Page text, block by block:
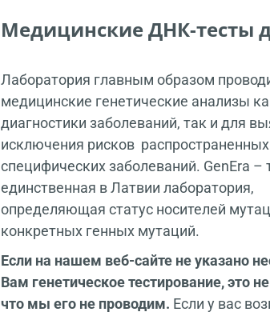
Медицинские ДНК-тесты
Лаборатория главным образом
медицинские генетические анализы
диагностики заболеваний, так и для
исключения рисков
специфических заболеваний. GenEra –
единственная в Латвии лаборатория,
определяющая статус носителей
конкретных генных мутаций.
Если на нашем веб-сайте не указано
Вам генетическое тестирование, это
что мы его не проводим. Если у вас